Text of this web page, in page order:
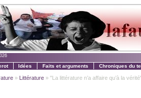
Idées Faits et arguments Chroniques du
» Littérature » "La littérature n’a affaire qu’à la